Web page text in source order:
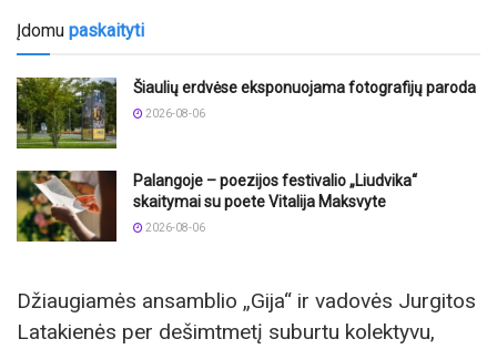
Įdomu paskaityti
Šiaulių erdvėse eksponuojama fotografijų paroda
2026-08-06
Palangoje – poezijos festivalio „Liudvika“
skaitymai su poete Vitalija Maksvyte
2026-08-06
Džiaugiamės ansamblio „Gija“ ir vadovės Jurgitos
Latakienės per dešimtmetį suburtu kolektyvu,